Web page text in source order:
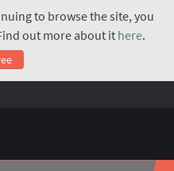
to browse the site, you
out more about it here.